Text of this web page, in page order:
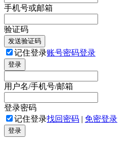
手机号或邮箱
验证码
发送验证码
记住登录账号密码登录
登录
用户名/手机号/邮箱
登录密码
记住登录找回密码 | 免密登录
登录